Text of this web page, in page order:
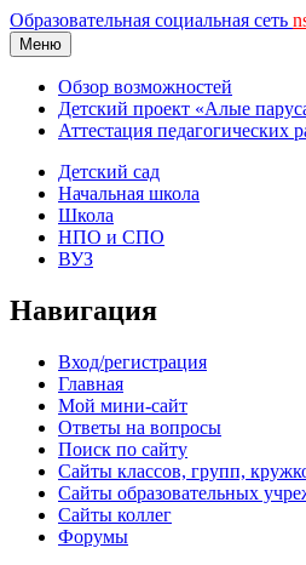
Образовательная социальная сеть
Меню
Обзор возможностей
Детский проект «Алые
Аттестация педагогических
Детский сад
Начальная школа
Школа
НПО и СПО
ВУЗ
Навигация
Вход/регистрация
Главная
Мой мини-сайт
Ответы на вопросы
Поиск по сайту
Сайты классов, групп,
Сайты образовательных
Сайты коллег
Форумы